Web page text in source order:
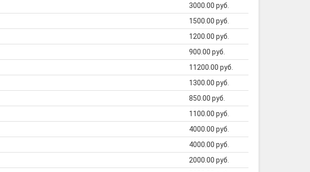
3000.00 руб.
1500.00 руб.
1200.00 руб.
900.00 руб.
11200.00 руб.
1300.00 руб.
850.00 руб.
1100.00 руб.
4000.00 руб.
4000.00 руб.
2000.00 руб.